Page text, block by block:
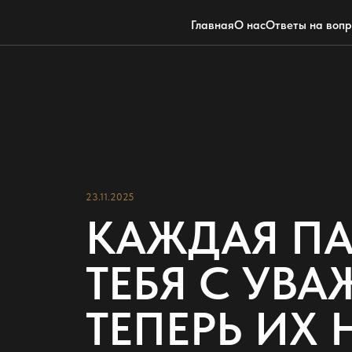
ГлавнаяО насОтветы на
23.11.2025
КАЖДАЯ
ТЕБЯ С
ТЕПЕРЬ ИХ